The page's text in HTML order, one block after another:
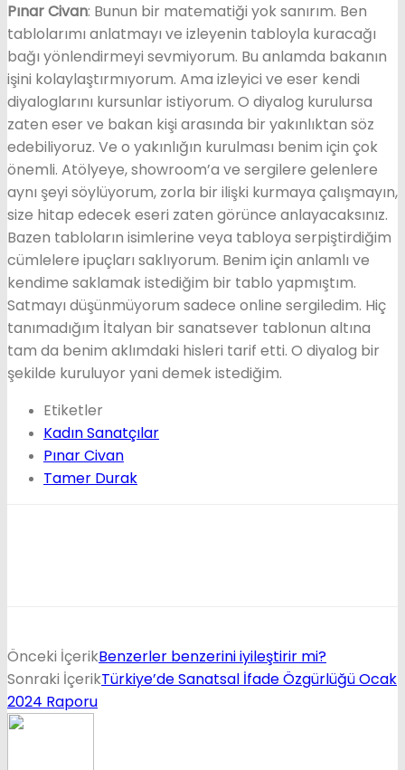
Pınar Civan: Bunun bir matematiği yok sanırım. Ben
tablolarımı anlatmayı ve izleyenin tabloyla kuracağı
bağı yönlendirmeyi sevmiyorum. Bu anlamda bakanın
işini kolaylaştırmıyorum. Ama izleyici ve eser kendi
diyaloglarını kursunlar istiyorum. O diyalog kurulursa
zaten eser ve bakan kişi arasında bir yakınlıktan söz
edebiliyoruz. Ve o yakınlığın kurulması benim için çok
önemli. Atölyeye, showroom’a ve sergilere gelenlere
aynı şeyi söylüyorum, zorla bir ilişki kurmaya çalışmayın,
size hitap edecek eseri zaten görünce anlayacaksınız.
Bazen tabloların isimlerine veya tabloya serpiştirdiğim
cümlelere ipuçları saklıyorum. Benim için anlamlı ve
kendime saklamak istediğim bir tablo yapmıştım.
Satmayı düşünmüyorum sadece online sergiledim. Hiç
tanımadığım İtalyan bir sanatsever tablonun altına
tam da benim aklımdaki hisleri tarif etti. O diyalog bir
şekilde kuruluyor yani demek istediğim.
Etiketler
Kadın Sanatçılar
Pınar Civan
Tamer Durak
Önceki İçerikBenzerler benzerini iyileştirir mi?
Sonraki İçerikTürkiye’de Sanatsal İfade Özgürlüğü Ocak
2024 Raporu